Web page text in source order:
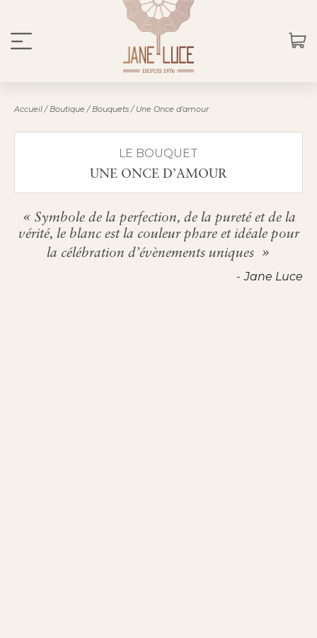
Accueil/Boutique /Bouquets/ Une Once d’amour
LE BOUQUET
UNE ONCE D’AMOUR
Symbole de la perfection, de la pureté et de la
vérité, le blanc est la couleur phare et idéale pour
la célébration d’évènements uniques
Jane Luce